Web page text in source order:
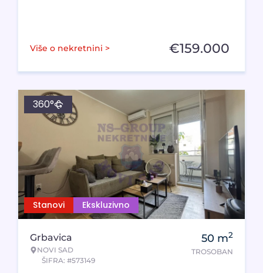
Više o nekretnini > €159.000
Stanovi Ekskluzivno
360°
Grbavica
NOVI SAD
ŠIFRA: #573149
50 m2
TROSOBAN